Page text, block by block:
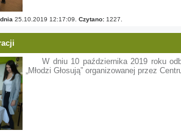
dnia 25.10.2019 12:17:09. Czytano: 1227.
W dniu 10 października 2019 roku
„Młodzi Głosują” organizowanej przez